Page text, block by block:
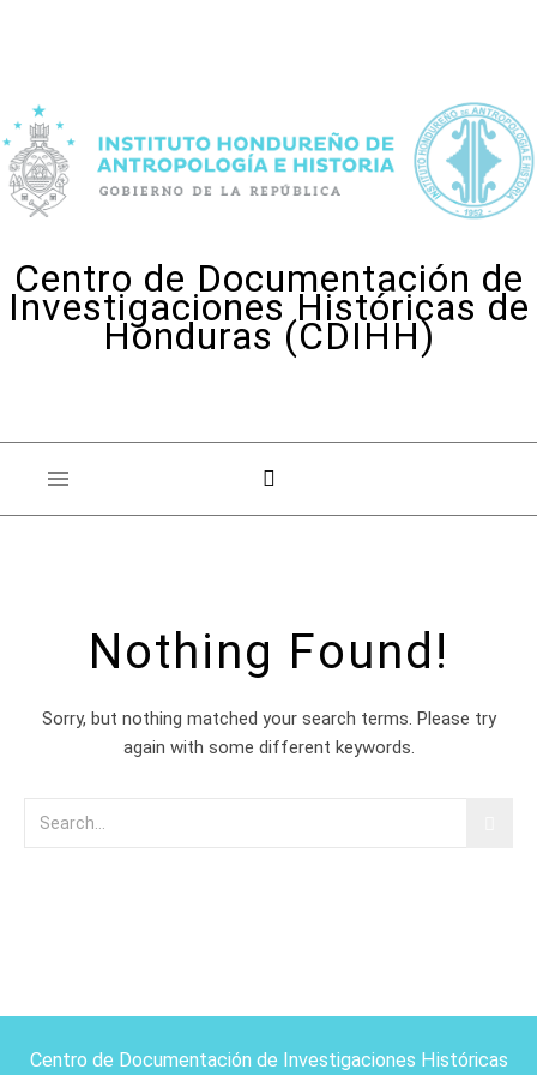
Centro de Documentación de
Investigaciones Históricas de
Honduras (CDIHH)
Nothing Found!
Sorry, but nothing matched your search terms. Please try
again with some different keywords.
Centro de Documentación de Investigaciones Históricas